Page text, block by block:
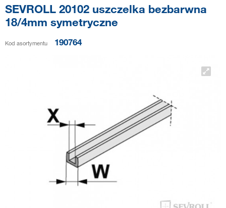
SEVROLL 20102 uszczelka bezbarwna
18/4mm symetryczne
Kod asortymentu 190764